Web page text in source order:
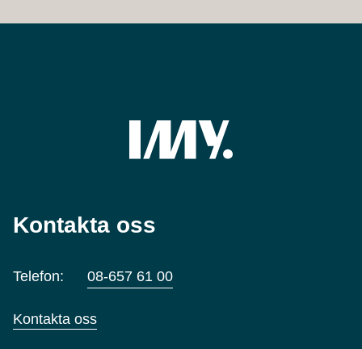
Kontakta oss
Telefon: 08-657 61 00
Kontakta oss